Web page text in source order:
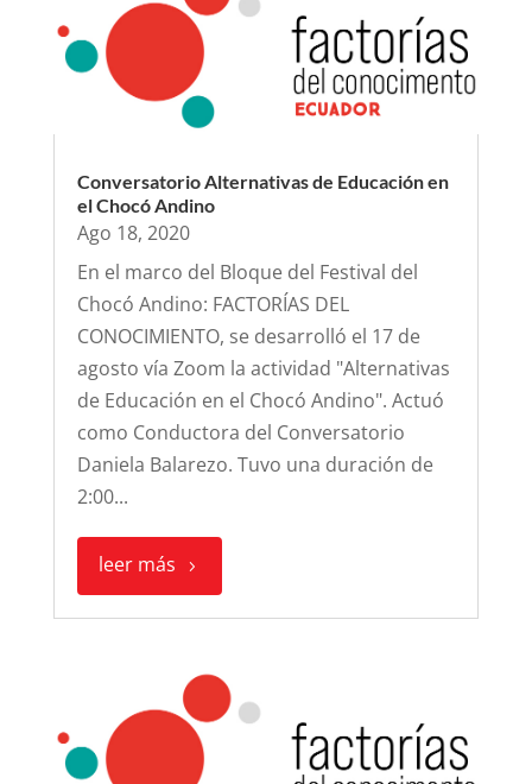
Conversatorio Alternativas de Educación en
el Chocó Andino
Ago 18, 2020
En el marco del Bloque del Festival del
Chocó Andino: FACTORÍAS DEL
CONOCIMIENTO, se desarrolló el 17 de
agosto vía Zoom la actividad "Alternativas
de Educación en el Chocó Andino". Actuó
como Conductora del Conversatorio
Daniela Balarezo. Tuvo una duración de
2:00...
leer más